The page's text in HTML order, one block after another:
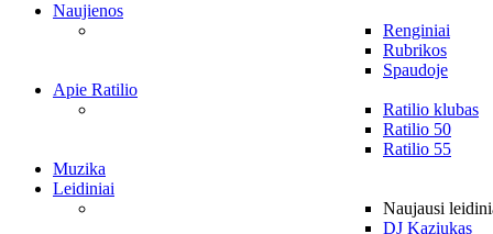
Naujienos
Renginiai
Rubrikos
Spaudoje
Apie Ratilio
Ratilio klubas
Ratilio 50
Ratilio 55
Muzika
Leidiniai
Naujausi
DJ Kaziukas